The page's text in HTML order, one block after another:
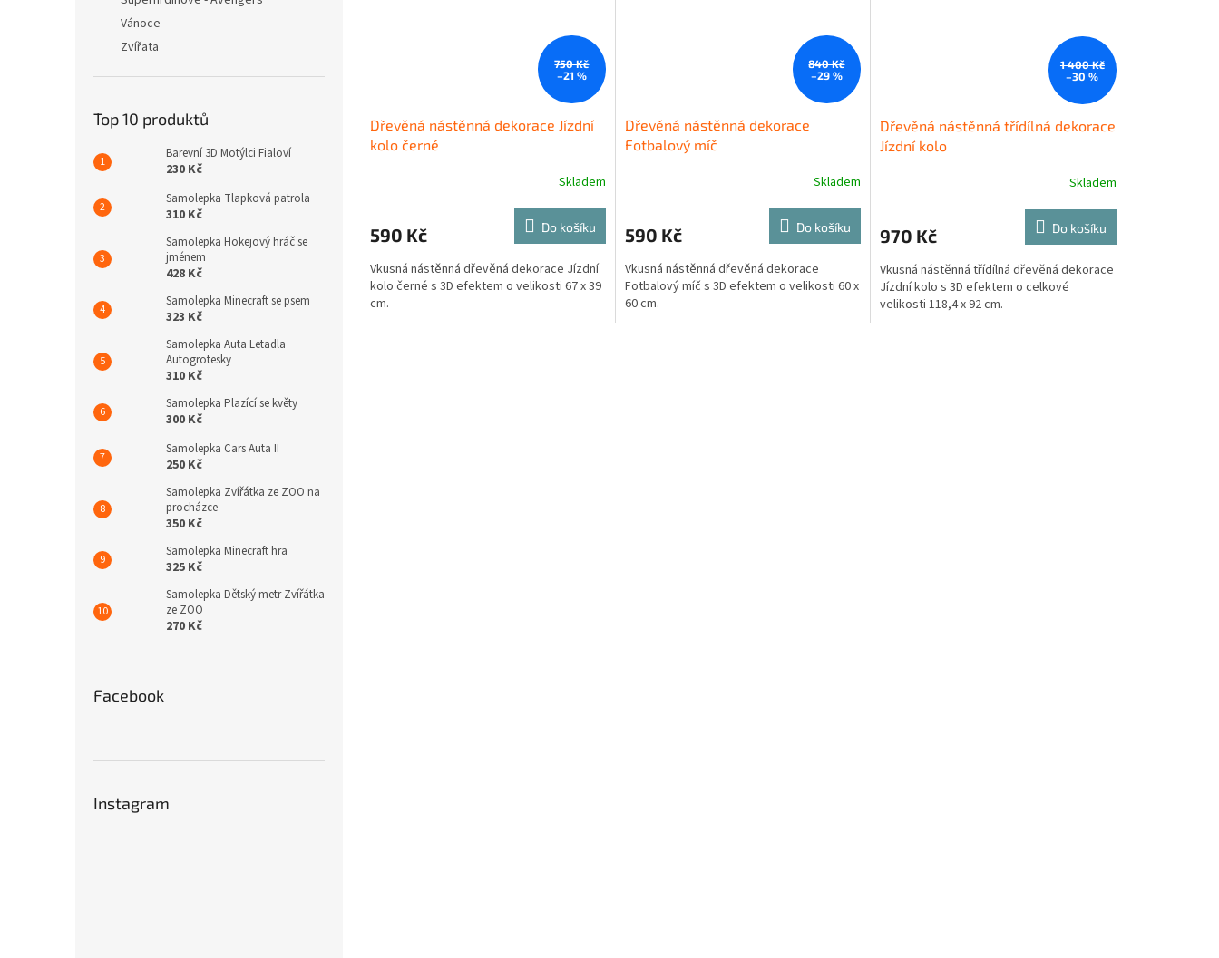
Vánoce
Zvířata
Top 10 produktů
Barevní 3D Motýlci Fialoví
230 Kč
Samolepka Tlapková patrola
310 Kč
Samolepka Hokejový hráč se
jménem
428 Kč
Samolepka Minecraft se psem
323 Kč
Samolepka Auta Letadla
Autogrotesky
310 Kč
Samolepka Plazící se květy
300 Kč
Samolepka Cars Auta II
250 Kč
Samolepka Zvířátka ze ZOO na
procházce
350 Kč
Samolepka Minecraft hra
325 Kč
Samolepka Dětský metr Zvířátka
ze ZOO
270 Kč
Facebook
Instagram
750 Kč
–21 %
Dřevěná nástěnná dekorace Jízdní
kolo černé
Skladem
590 Kč Do košíku
Vkusná nástěnná dřevěná dekorace Jízdní
kolo černé s 3D efektem o velikosti 67 x 39
cm.
840 Kč
–29 %
Dřevěná nástěnná dekorace
Fotbalový míč
Skladem
590 Kč Do košíku
Vkusná nástěnná dřevěná dekorace
Fotbalový míč s 3D efektem o velikosti 60 x
60 cm.
1 400 Kč
–30 %
Dřevěná nástěnná třídílná dekorace
Jízdní kolo
Skladem
970 Kč Do košíku
Vkusná nástěnná třídílná dřevěná dekorace
Jízdní kolo s 3D efektem o celkové
velikosti 118,4 x 92 cm.